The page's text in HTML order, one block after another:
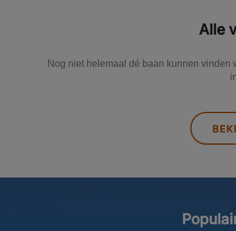
Alle
Nog niet helemaal dé baan kunnen